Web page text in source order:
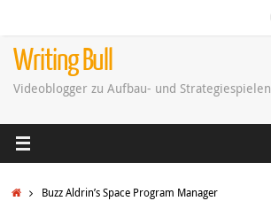
Writing Bull
Videoblogger zu Aufbau- und Strategiespielen
Startseite
Buzz Aldrin’s Space Program Manager